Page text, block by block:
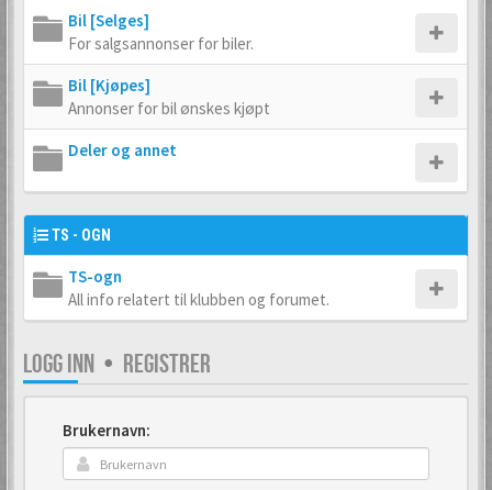
Bil [Selges]
For salgsannonser for biler.
Bil [Kjøpes]
Annonser for bil ønskes kjøpt
Deler og annet
TS - OGN
TS-ogn
All info relatert til klubben og forumet.
LOGG INN • REGISTRER
Brukernavn: